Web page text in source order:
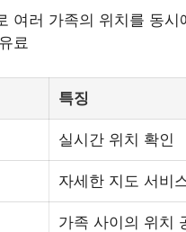
여러 가족의 위치를 동시
료
특징
실시간 위치 확인
자세한 지도 서비
가족 사이의 위치